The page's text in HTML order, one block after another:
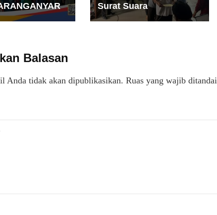
Surat Suara
Balasan
Anda tidak akan dipublikasikan. Ruas yang wajib ditandai